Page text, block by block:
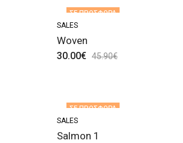
ΣΕ ΠΡΟΣΦΟΡΆ
SALES
Woven
30.00€ 45.90€
ΣΕ ΠΡΟΣΦΟΡΆ
ΕΚΤΌΣ ΑΠΟΘΈΜΑΤΟΣ
SALES
Salmon 1